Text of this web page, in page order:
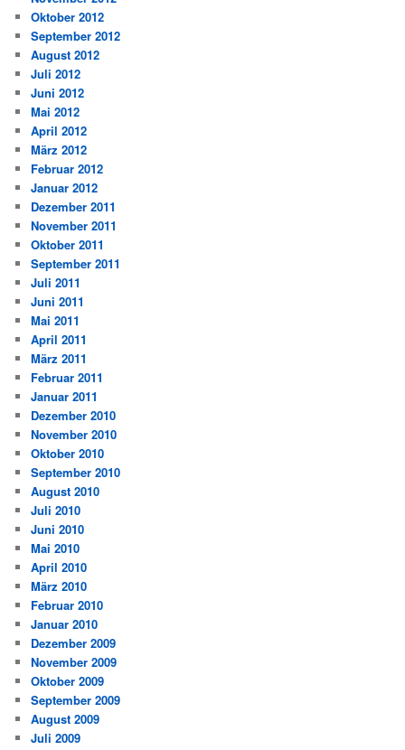
Oktober 2012
September 2012
August 2012
Juli 2012
Juni 2012
Mai 2012
April 2012
März 2012
Februar 2012
Januar 2012
Dezember 2011
November 2011
Oktober 2011
September 2011
Juli 2011
Juni 2011
Mai 2011
April 2011
März 2011
Februar 2011
Januar 2011
Dezember 2010
November 2010
Oktober 2010
September 2010
August 2010
Juli 2010
Juni 2010
Mai 2010
April 2010
März 2010
Februar 2010
Januar 2010
Dezember 2009
November 2009
Oktober 2009
September 2009
August 2009
Juli 2009